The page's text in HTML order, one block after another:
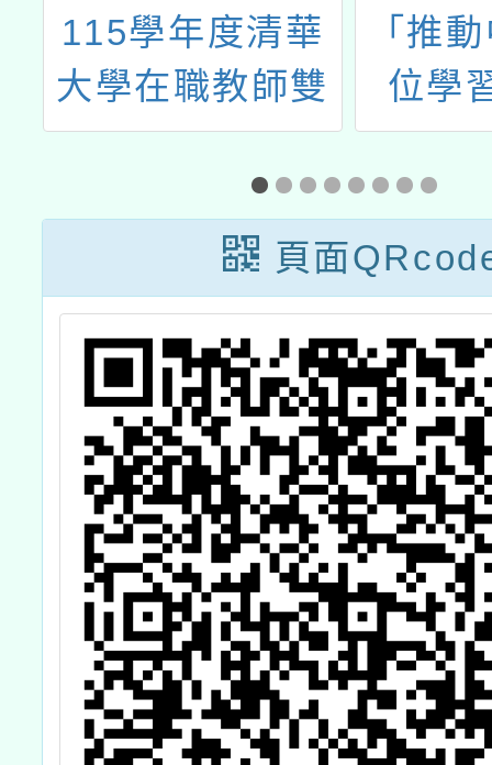
115學年度清華
大學在職教師雙
語教學增能學分
班小學班報名
「推
位學
案」
自主
頁面